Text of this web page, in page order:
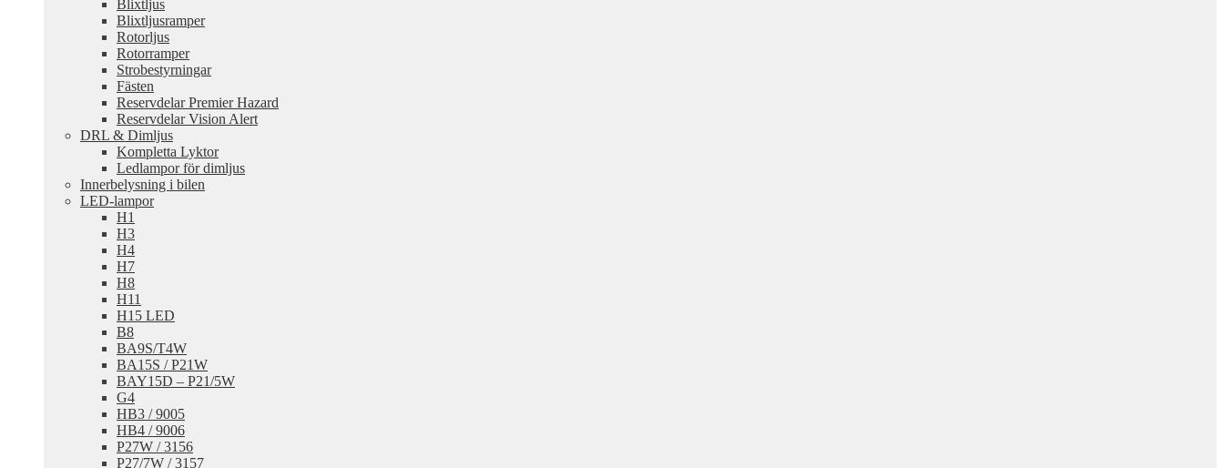
Blixtljus
Blixtljusramper
Rotorljus
Rotorramper
Strobestyrningar
Fästen
Reservdelar Premier Hazard
Reservdelar Vision Alert
DRL & Dimljus
Kompletta Lyktor
Ledlampor för dimljus
Innerbelysning i bilen
LED-lampor
H1
H3
H4
H7
H8
H11
H15 LED
B8
BA9S/T4W
BA15S / P21W
BAY15D – P21/5W
G4
HB3 / 9005
HB4 / 9006
P27W / 3156
P27/7W / 3157